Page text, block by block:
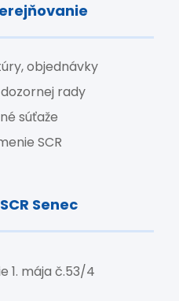
objednávky
rady
súťaže
SCR
Senec
1. mája č.53/4